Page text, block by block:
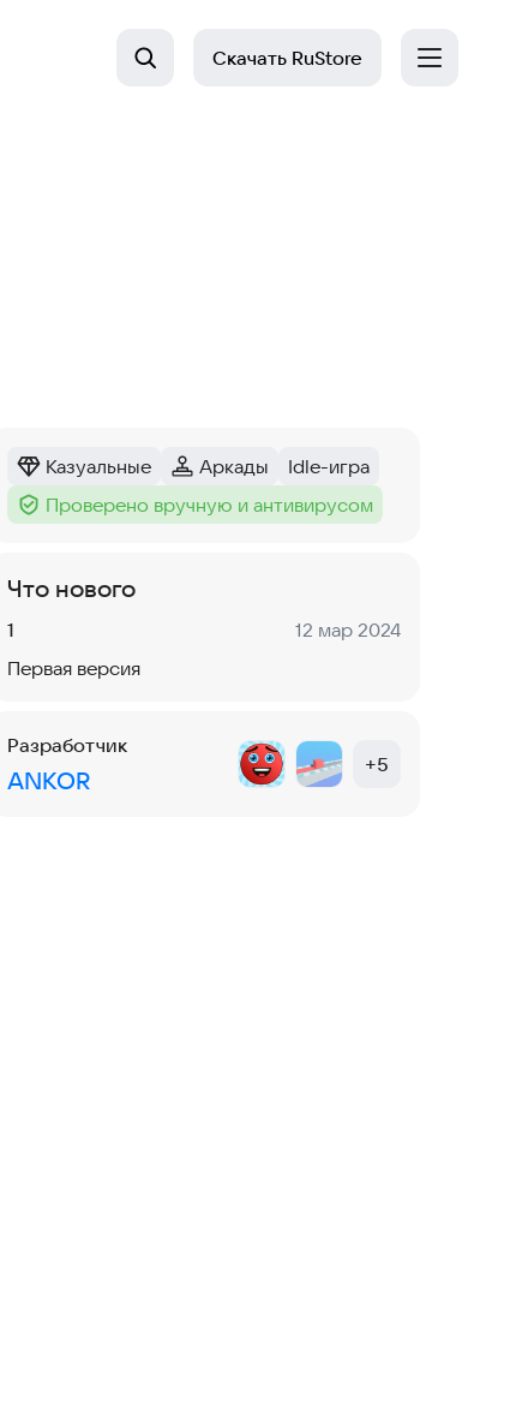
Скачать RuStore
Категория:
Казуальные
Категория:
Аркады
Тег:
Idle-игра
Тег :
Проверено вручную и антивирусом
Что нового
Версия:
1 Дата:
12 мар 2024
Первая версия
Разработчик
ANKOR
+5